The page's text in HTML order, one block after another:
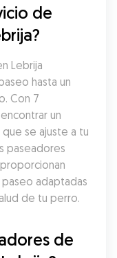
de
Lebrija
hasta un
Con 7
un
se ajuste a tu
paseadores
adaptadas
de tu perro.
de